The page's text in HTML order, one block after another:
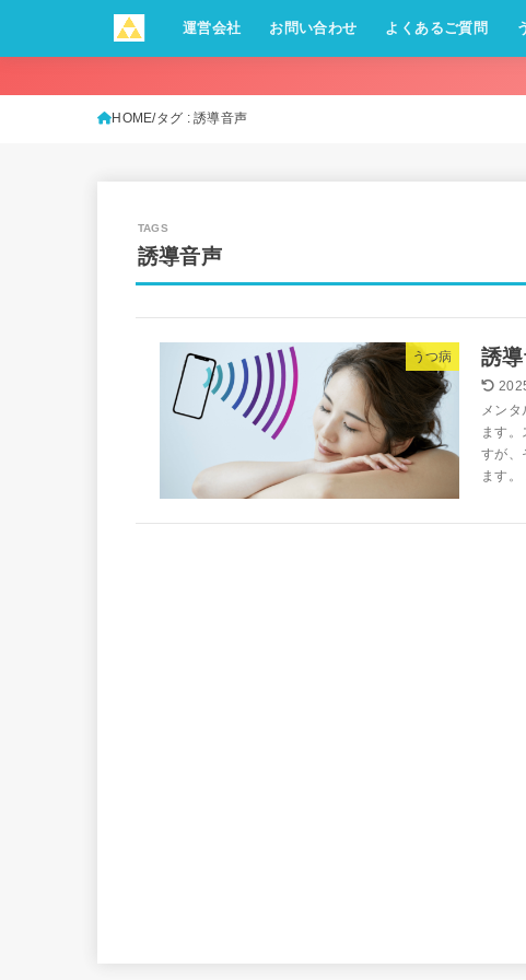
運営会社 お問い合わせ よくあるご質問
HOME タグ : 誘導音声
誘導音声
うつ病 誘
メン
ます。
すが、
ます。